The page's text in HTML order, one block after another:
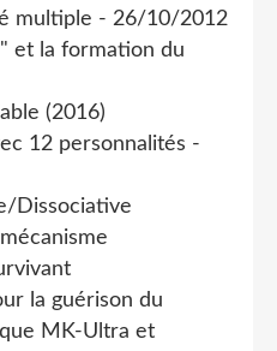
multiple - 26/10/2012
et la formation du
(2016)
12 personnalités -
Dissociative
la guérison du
MK-Ultra et